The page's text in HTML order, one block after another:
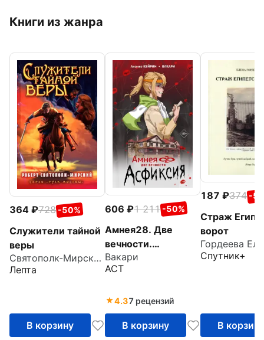
Книги из жанра
364 728 -50%
Служители тайной
веры
Святополк-Мирский Роберт Зиновьевич
Лепта
В корзину
606 1 211 -50%
Амнея28. Две
вечности.
Асфиксия
Вакари
АСТ
4.37 рецензий
В корзину
187 374 -
Страж
ворот
Спутник+
В корзину